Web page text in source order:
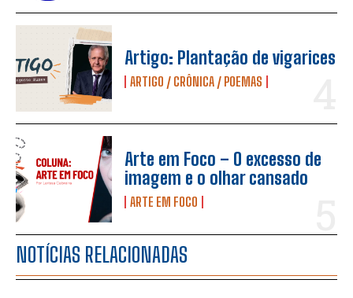
Artigo: Plantação de vigarices
ARTIGO / CRÔNICA / POEMAS
Arte em Foco – O excesso de
imagem e o olhar cansado
ARTE EM FOCO
NOTÍCIAS RELACIONADAS